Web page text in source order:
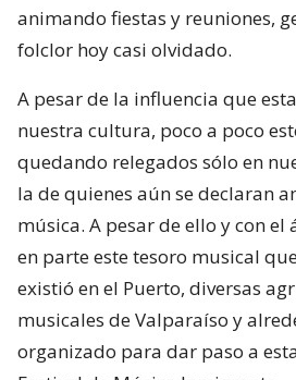
animando fiestas y reuniones,
folclor hoy casi olvidado.
A pesar de la influencia que
nuestra cultura, poco a poco
quedando relegados sólo en
la de quienes aún se declaran
música. A pesar de ello y con
en parte este tesoro musical
existió en el Puerto, diversas
musicales de Valparaíso y
organizado para dar paso a